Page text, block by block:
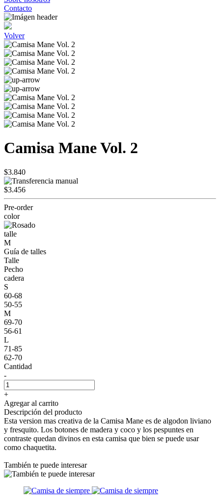
Contacto
Volver
Camisa Mane Vol. 2
$3.840
$3.456
Pre-order
color
talle
M
Guía de talles
Talle
Pecho
cadera
S
60-68
50-55
M
69-70
56-61
L
71-85
62-70
Cantidad
-
+
Agregar al carrito
Descripción del producto
Esta version mas creativa de la Camisa Mane es de algodon liviano
y fresquito. Los botones de madera y coco y los pespuntes en
contraste quedan divinos en esta camisa que bien se puede usar
como chaquetita.
También te puede interesar